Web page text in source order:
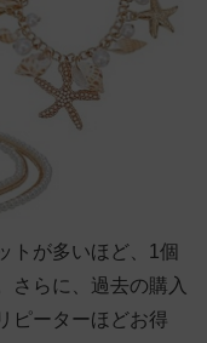
が多いほど、1個
さらに、過去の購入
ピーターほどお得